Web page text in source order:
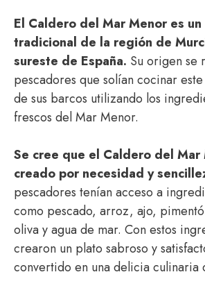
El Caldero del Mar Menor es
tradicional de la región de
sureste de España. Su origen se
pescadores que solían cocinar
de sus barcos utilizando los
frescos del Mar Menor.
Se cree que el Caldero del Mar
creado por necesidad y
pescadores tenían acceso a
como pescado, arroz, ajo,
oliva y agua de mar. Con estos
crearon un plato sabroso y
convertido en una delicia culinaria